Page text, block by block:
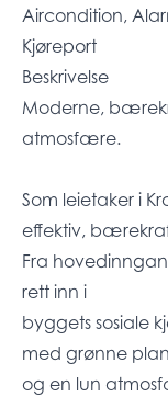
Aircondition,
Kjøreport
Beskrivelse
Moderne,
atmosfære.
Som leietaker i
effektiv,
Fra
rett inn i
byggets sosiale
med grønne
og en lun